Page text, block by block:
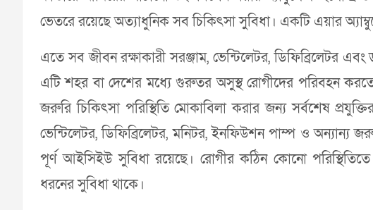
ভেতরে রয়েছে অত্যাধুনিক সব চিকিৎসা সুবিধা। একটি এয়ার
এতে সব জীবন রক্ষাকারী সরঞ্জাম, ভেন্টিলেটর, ডিফিব্রিলেটর
এটি শহর বা দেশের মধ্যে গুরুতর অসুস্থ রোগীদের পরিবহন
জরুরি চিকিৎসা পরিস্থিতি মোকাবিলা করার জন্য সর্বশেষ
ভেন্টিলেটর, ডিফিব্রিলেটর, মনিটর, ইনফিউশন পাম্প ও অন্যান্য
পূর্ণ আইসিইউ সুবিধা রয়েছে। রোগীর কঠিন কোনো
ধরনের সুবিধা থাকে।